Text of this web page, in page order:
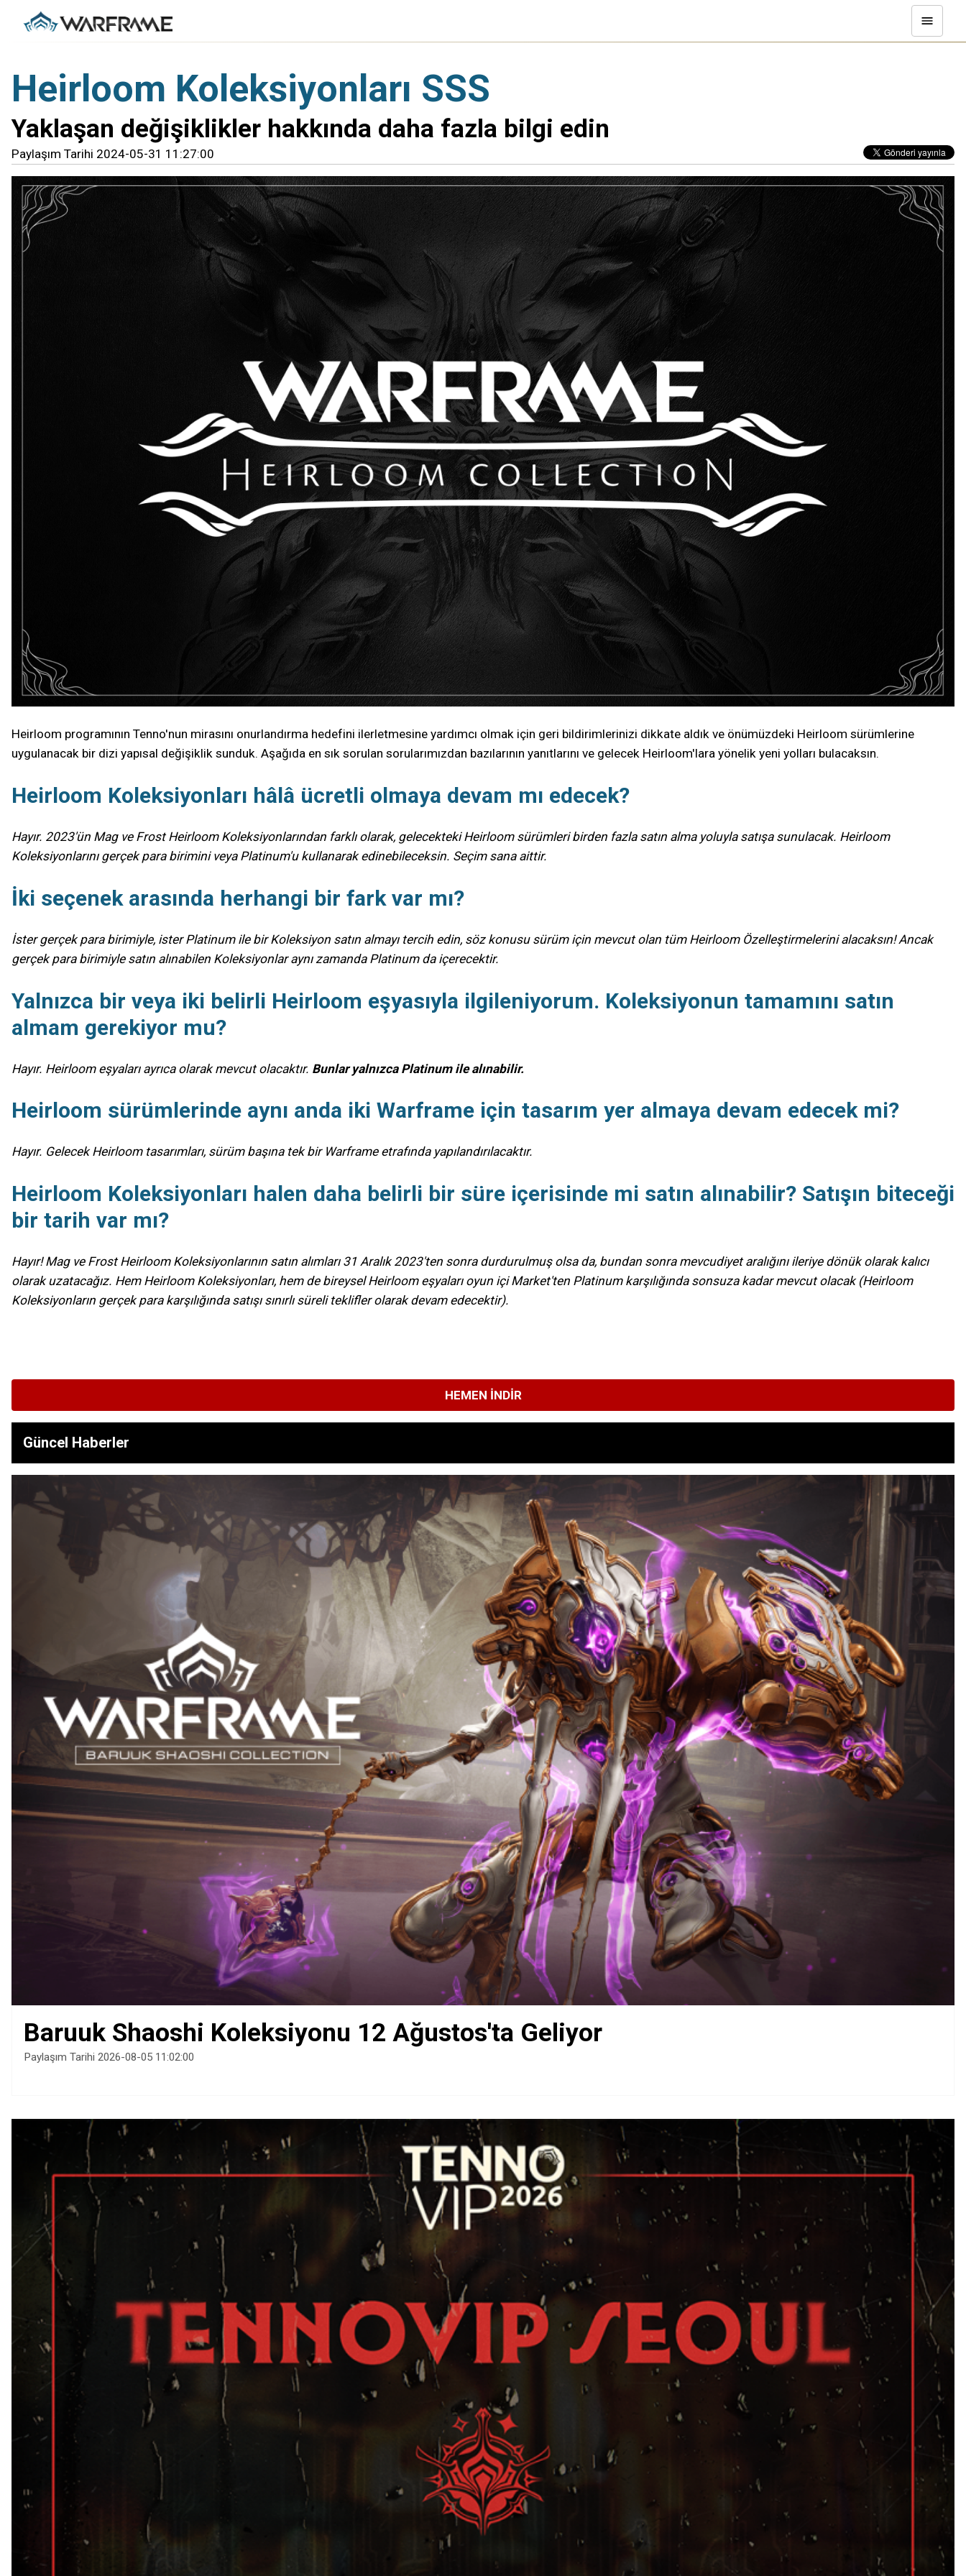
Heirloom Koleksiyonları SSS
Yaklaşan değişiklikler hakkında daha fazla bilgi edin
Paylaşım Tarihi 2024-05-31 11:27:00
Heirloom programının Tenno'nun mirasını onurlandırma hedefini ilerletmesine yardımcı olmak için geri bildirimlerinizi dikkate aldık ve önümüzdeki Heirloom sürümlerine
uygulanacak bir dizi yapısal değişiklik sunduk. Aşağıda en sık sorulan sorularımızdan bazılarının yanıtlarını ve gelecek Heirloom'lara yönelik yeni yolları bulacaksın.
Heirloom Koleksiyonları hâlâ ücretli olmaya devam mı edecek?
Hayır. 2023'ün Mag ve Frost Heirloom Koleksiyonlarından farklı olarak, gelecekteki Heirloom sürümleri birden fazla satın alma yoluyla satışa sunulacak. Heirloom
Koleksiyonlarını gerçek para birimini veya Platinum'u kullanarak edinebileceksin. Seçim sana aittir.
İki seçenek arasında herhangi bir fark var mı?
İster gerçek para birimiyle, ister Platinum ile bir Koleksiyon satın almayı tercih edin, söz konusu sürüm için mevcut olan tüm Heirloom Özelleştirmelerini alacaksın! Ancak
gerçek para birimiyle satın alınabilen Koleksiyonlar aynı zamanda Platinum da içerecektir.
Yalnızca bir veya iki belirli Heirloom eşyasıyla ilgileniyorum. Koleksiyonun tamamını satın
almam gerekiyor mu?
Hayır. Heirloom eşyaları ayrıca olarak mevcut olacaktır. Bunlar yalnızca Platinum ile alınabilir.
Heirloom sürümlerinde aynı anda iki Warframe için tasarım yer almaya devam edecek mi?
Hayır. Gelecek Heirloom tasarımları, sürüm başına tek bir Warframe etrafında yapılandırılacaktır.
Heirloom Koleksiyonları halen daha belirli bir süre içerisinde mi satın alınabilir? Satışın biteceği
bir tarih var mı?
Hayır! Mag ve Frost Heirloom Koleksiyonlarının satın alımları 31 Aralık 2023'ten sonra durdurulmuş olsa da, bundan sonra mevcudiyet aralığını ileriye dönük olarak kalıcı
olarak uzatacağız. Hem Heirloom Koleksiyonları, hem de bireysel Heirloom eşyaları oyun içi Market'ten Platinum karşılığında sonsuza kadar mevcut olacak (Heirloom
Koleksiyonların gerçek para karşılığında satışı sınırlı süreli teklifler olarak devam edecektir).
HEMEN İNDIR
Güncel Haberler
Baruuk Shaoshi Koleksiyonu 12 Ağustos'ta Geliyor
Paylaşım Tarihi 2026-08-05 11:02:00